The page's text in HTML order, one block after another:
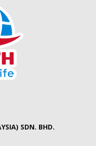
SDN. BHD.